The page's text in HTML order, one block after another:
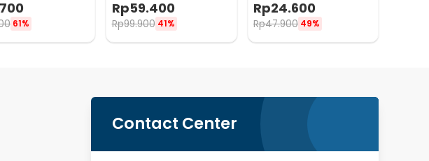
61%
801
Rp59.400
Rp99.900 41%
Rp24.600
Rp47.900 49%
Contact Center